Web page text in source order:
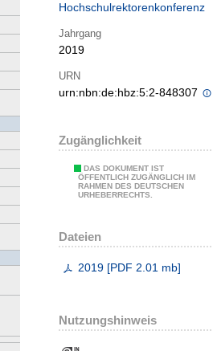
Hochschulrektorenkonferenz
Jahrgang
2019
URN
urn:nbn:de:hbz:5:2-848307
Zugänglichkeit
DAS DOKUMENT IST
ÖFFENTLICH ZUGÄNGLICH IM
RAHMEN DES DEUTSCHEN
URHEBERRECHTS.
Dateien
2019 [PDF 2.01 mb]
Nutzungshinweis